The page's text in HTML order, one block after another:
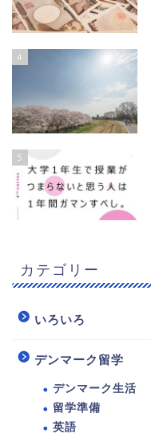
4
5
カテゴリー
いろいろ
デンマーク留学
デンマーク生活
留学準備
英語